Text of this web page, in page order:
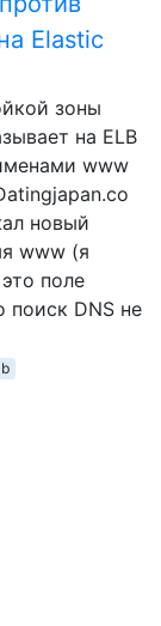
Elastic
зоны
на ELB
www
новый
www (я
поле
поиск DNS не